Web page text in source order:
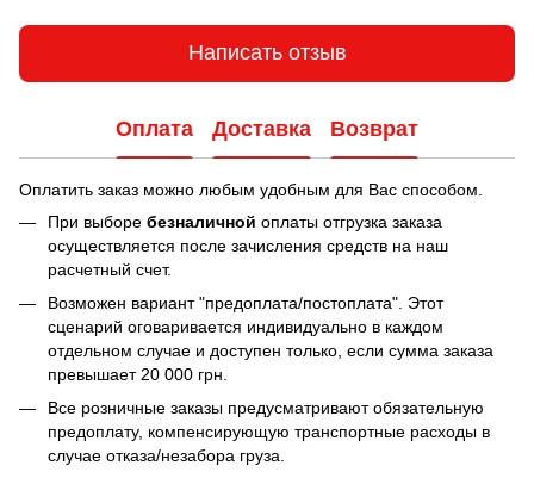
Написать отзыв
Оплата Доставка Возврат
Оплатить заказ можно любым удобным для Вас способом.
При выборе безналичной оплаты отгрузка заказа
осуществляется после зачисления средств на наш
расчетный счет.
Возможен вариант "предоплата/постоплата". Этот
сценарий оговаривается индивидуально в каждом
отдельном случае и доступен только, если сумма заказа
превышает 20 000 грн.
Все розничные заказы предусматривают обязательную
предоплату, компенсирующую транспортные расходы в
случае отказа/незабора груза.